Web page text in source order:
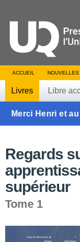
ACCUEIL NOUVELLES
Livres Libre
Merci Henri et
Regards
supérieur
Tome 1